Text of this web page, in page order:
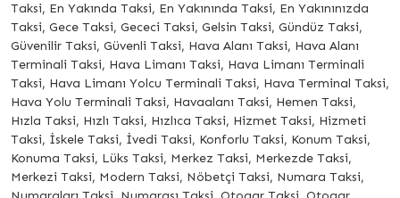
Taksi, En Yakında Taksi, En Yakınında Taksi, En Yakınınızda
Taksi, Gece Taksi, Gececi Taksi, Gelsin Taksi, Gündüz Taksi,
Güvenilir Taksi, Güvenli Taksi, Hava Alanı Taksi, Hava Alanı
Terminali Taksi, Hava Limanı Taksi, Hava Limanı Terminali
Taksi, Hava Limanı Yolcu Terminali Taksi, Hava Terminal Taksi,
Hava Yolu Terminali Taksi, Havaalanı Taksi, Hemen Taksi,
Hızla Taksi, Hızlı Taksi, Hızlıca Taksi, Hizmet Taksi, Hizmeti
Taksi, İskele Taksi, İvedi Taksi, Konforlu Taksi, Konum Taksi,
Konuma Taksi, Lüks Taksi, Merkez Taksi, Merkezde Taksi,
Merkezi Taksi, Modern Taksi, Nöbetçi Taksi, Numara Taksi,